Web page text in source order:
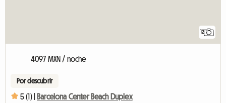
12
4097 MXN / noche
Por descubrir
5 (1) | Barcelona Center Beach Duplex